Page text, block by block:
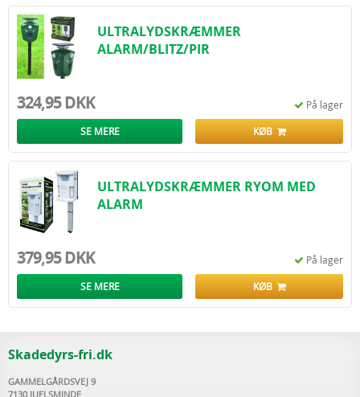
ULTRALYDSKRÆMMER
ALARM/BLITZ/PIR
324,95 DKK På lager
SE MERE KØB
ULTRALYDSKRÆMMER RYOM MED
ALARM
379,95 DKK På lager
SE MERE KØB
Skadedyrs-fri.dk
GAMMELGÅRDSVEJ 9
7130 JUELSMINDE